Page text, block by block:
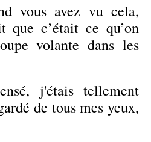
vous avez vu cela,
que c’était ce qu’on
volante dans les
j'étais tellement
de tous mes yeux,